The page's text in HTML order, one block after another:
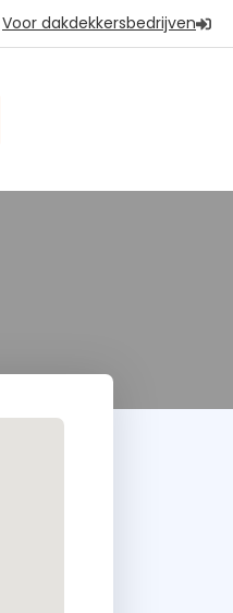
Voor dakdekkersbedrijven